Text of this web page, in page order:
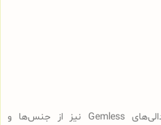
علاوه بر انگشتر، گوشواره‌ها و مدالی‌های Gemless نیز از جنس‌ها و